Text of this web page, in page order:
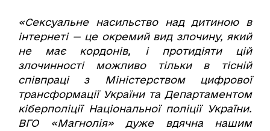
«Сексуальне насильство над дитиною в
інтернеті — це окремий вид злочину, який
не має кордонів, і протидіяти цій
злочинності можливо тільки в тісній
співпраці з Міністерством цифрової
трансформації України та Департаментом
кіберполіції Національної поліції України.
ВГО «Магнолія» дуже вдячна нашим